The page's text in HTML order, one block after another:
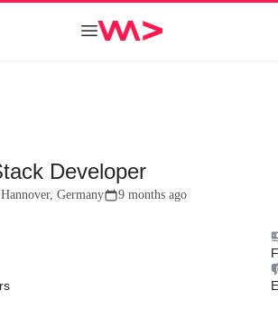
Developer
Hannover, Germany 9 months ago